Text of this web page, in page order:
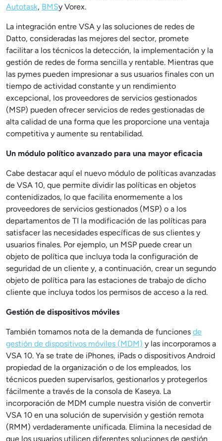
Autotask, BMSy Vorex.
La integración entre VSA y las soluciones de redes de
Datto, consideradas las mejores del sector, promete
facilitar a los técnicos la detección, la implementación y la
gestión de redes de forma sencilla y rentable. Mientras que
las pymes pueden impresionar a sus usuarios finales con un
tiempo de actividad constante y un rendimiento
excepcional, los proveedores de servicios gestionados
(MSP) pueden ofrecer servicios de redes gestionadas de
alta calidad de una forma que les proporcione una ventaja
competitiva y aumente su rentabilidad.
Un módulo político avanzado para una mayor eficacia
Cabe destacar aquí el nuevo módulo de políticas avanzadas
de VSA 10, que permite dividir las políticas en objetos
contenidizados, lo que facilita enormemente a los
proveedores de servicios gestionados (MSP) o a los
departamentos de TI la modificación de las políticas para
satisfacer las necesidades específicas de sus clientes y
usuarios finales. Por ejemplo, un MSP puede crear un
objeto de política que incluya toda la configuración de
seguridad de un cliente y, a continuación, crear un segundo
objeto de política para las estaciones de trabajo de dicho
cliente que incluya todos los permisos de acceso a la red.
Gestión de dispositivos móviles
También tomamos nota de la demanda de funciones de
gestión de dispositivos móviles (MDM) y las incorporamos a
VSA 10. Ya se trate de iPhones, iPads o dispositivos Android
propiedad de la organización o de los empleados, los
técnicos pueden supervisarlos, gestionarlos y protegerlos
fácilmente a través de la consola de Kaseya. La
incorporación de MDM cumple nuestra visión de convertir
VSA 10 en una solución de supervisión y gestión remota
(RMM) verdaderamente unificada. Elimina la necesidad de
que los usuarios utilicen diferentes soluciones de gestión